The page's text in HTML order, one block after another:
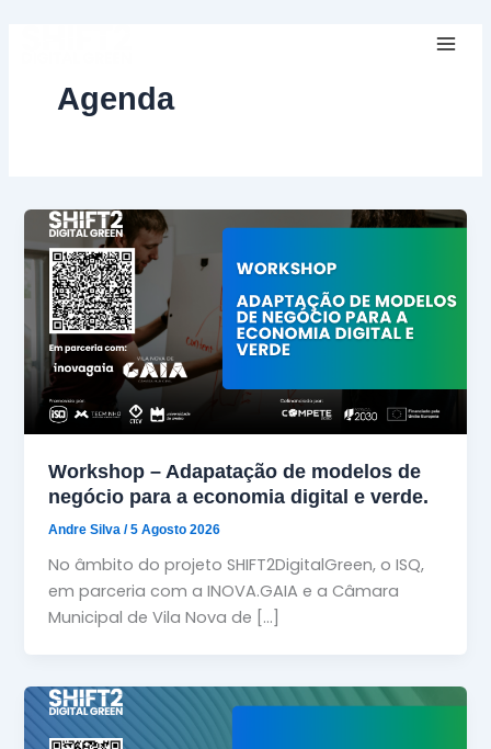
Agenda
Workshop – Adapatação de modelos de
negócio para a economia digital e verde.
Andre Silva/5 Agosto 2026
No âmbito do projeto SHIFT2DigitalGreen, o ISQ,
em parceria com a INOVA.GAIA e a Câmara
Municipal de Vila Nova de […]